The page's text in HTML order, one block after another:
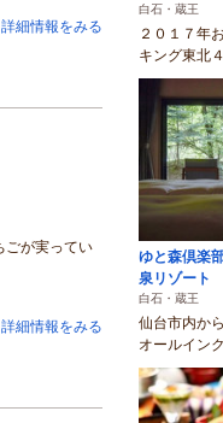
詳細情報をみる
ごが実ってい
詳細情報をみる
白石・蔵王
２０１７年
キング東北
ゆと森倶楽
泉リゾート
白石・蔵王
仙台市内か
オールイン